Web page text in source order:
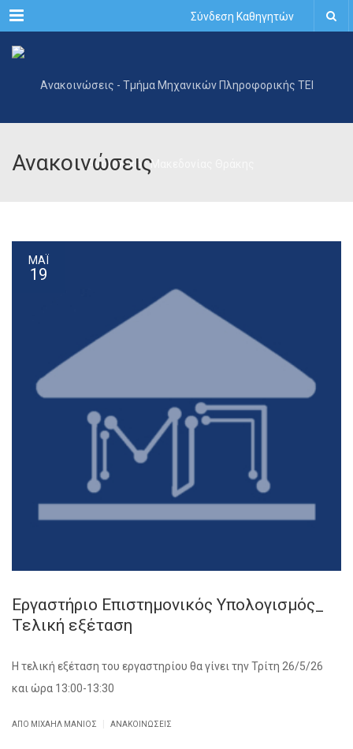
Menu Σύνδεση Καθηγητών
Ανακοινώσεις
ΜΆΙ
19
Εργαστήριο Επιστημονικός Υπολογισμός_
Τελική εξέταση
Η τελική εξέταση του εργαστηρίου θα γίνει την Τρίτη 26/5/26
και ώρα 13:00-13:30
ΑΠΌ ΜΙΧΑΉΛ ΜΑΝΙΌΣ ΑΝΑΚΟΙΝΏΣΕΙΣ